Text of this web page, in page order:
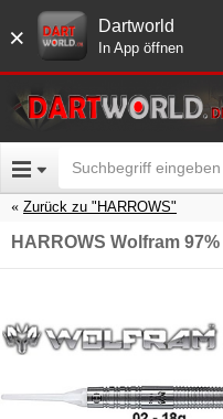
× Dartworld
In App öffnen
Zurück zu "HARROWS"
HARROWS Wolfram 97%